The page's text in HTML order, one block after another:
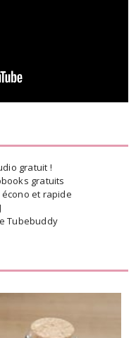
gratuit !
gratuits
et rapide
Tubebuddy